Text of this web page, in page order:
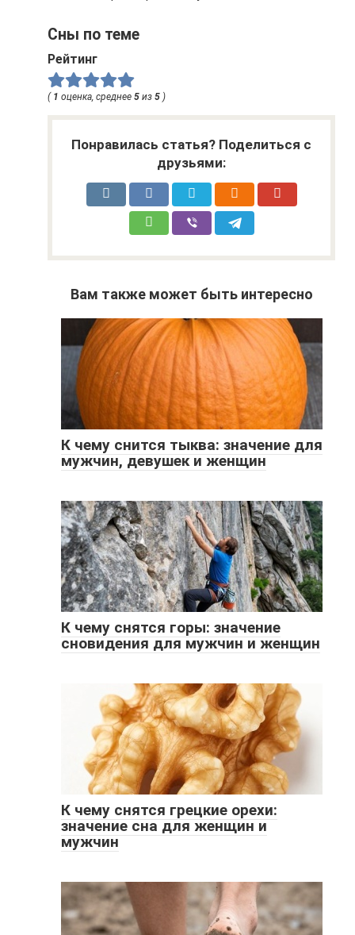
Сны по теме
Рейтинг
( 1 оценка, среднее 5 из 5 )
Понравилась статья? Поделиться с
друзьями:
Вам также может быть интересно
К чему снится тыква: значение для
мужчин, девушек и женщин
К чему снятся горы: значение
сновидения для мужчин и женщин
К чему снятся грецкие орехи:
значение сна для женщин и
мужчин